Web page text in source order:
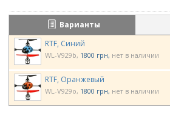
Варианты
RTF, Синий
WL-V929b 1800 грн нет в наличии
RTF, Оранжевый
WL-V929o 1800 грн нет в наличии